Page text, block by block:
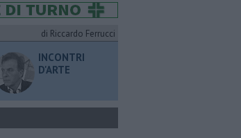
di Riccardo Ferrucci
INCONTRI
D'ARTE